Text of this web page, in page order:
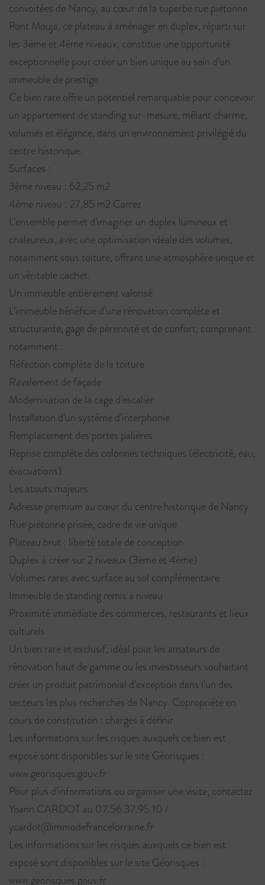
convoitées de Nancy, au cœur de la superbe rue piétonne
Pont Mouja, ce plateau à aménager en duplex, réparti sur
les 3ème et 4ème niveaux, constitue une opportunité
exceptionnelle pour créer un bien unique au sein d’un
immeuble de prestige.
Ce bien rare offre un potentiel remarquable pour concevoir
un appartement de standing sur-mesure, mêlant charme,
volumes et élégance, dans un environnement privilégié du
centre historique.
Surfaces :
3ème niveau : 62,25 m2
4ème niveau : 27,85 m2 Carrez
L’ensemble permet d’imaginer un duplex lumineux et
chaleureux, avec une optimisation idéale des volumes,
notamment sous toiture, offrant une atmosphère unique et
un véritable cachet.
Un immeuble entièrement valorisé
L’immeuble bénéficie d’une rénovation complète et
structurante, gage de pérennité et de confort, comprenant
notamment :
Réfection complète de la toiture
Ravalement de façade
Modernisation de la cage d’escalier
Installation d’un système d’interphonie
Remplacement des portes palières
Reprise complète des colonnes techniques (électricité, eau,
évacuations)
Les atouts majeurs
Adresse premium au cœur du centre historique de Nancy
Rue piétonne prisée, cadre de vie unique
Plateau brut : liberté totale de conception
Duplex à créer sur 2 niveaux (3ème et 4ème)
Volumes rares avec surface au sol complémentaire
Immeuble de standing remis à niveau
Proximité immédiate des commerces, restaurants et lieux
culturels
Un bien rare et exclusif, idéal pour les amateurs de
rénovation haut de gamme ou les investisseurs souhaitant
créer un produit patrimonial d’exception dans l’un des
secteurs les plus recherchés de Nancy. Copropriété en
cours de constitution : charges à définir
Les informations sur les risques auxquels ce bien est
exposé sont disponibles sur le site Géorisques :
www.georisques.gouv.fr
Pour plus d’informations ou organiser une visite, contactez
Yoann CARDOT au 07.56.37.95.10 /
ycardot@immodefrancelorraine.fr
Les informations sur les risques auxquels ce bien est
exposé sont disponibles sur le site Géorisques :
www.georisques.gouv.fr